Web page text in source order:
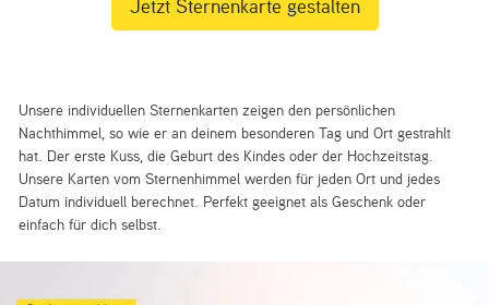
Unsere individuellen Sternenkarten zeigen den persönlichen
Nachthimmel, so wie er an deinem besonderen Tag und Ort gestrahlt
hat. Der erste Kuss, die Geburt des Kindes oder der Hochzeitstag.
Unsere Karten vom Sternenhimmel werden für jeden Ort und jedes
Datum individuell berechnet. Perfekt geeignet als Geschenk oder
einfach für dich selbst.